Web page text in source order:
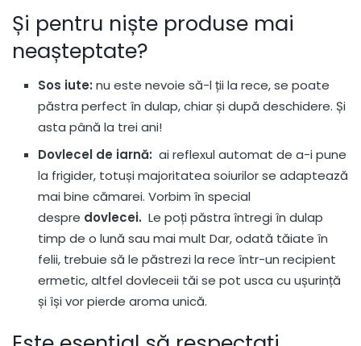
Și pentru niște produse mai
neașteptate?
Sos iute: nu este nevoie să-l ții la rece, se poate
păstra perfect în dulap, chiar și după deschidere. Și
asta până la trei ani!
Dovlecel de iarnă: ai reflexul automat de a-i pune
la frigider, totuși majoritatea soiurilor se adaptează
mai bine cămarei. Vorbim în special
despre dovlecei. Le poți păstra întregi în dulap
timp de o lună sau mai mult Dar, odată tăiate în
felii, trebuie să le păstrezi la rece într-un recipient
ermetic, altfel dovleceii tăi se pot usca cu ușurință
și își vor pierde aroma unică.